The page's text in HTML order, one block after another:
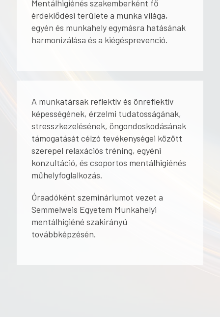
Mentálhigiénés szakemberként fő
érdeklődési területe a munka világa,
egyén és munkahely egymásra hatásának
harmonizálása és a kiégésprevenció.
A munkatársak reflektív és önreflektív
képességének, érzelmi tudatosságának,
stresszkezelésének, öngondoskodásának
támogatását célzó tevékenységei között
szerepel relaxációs tréning, egyéni
konzultáció, és csoportos mentálhigiénés
műhelyfoglalkozás.
Óraadóként szemináriumot vezet a
Semmelweis Egyetem Munkahelyi
mentálhigiéné szakirányú
továbbképzésén.